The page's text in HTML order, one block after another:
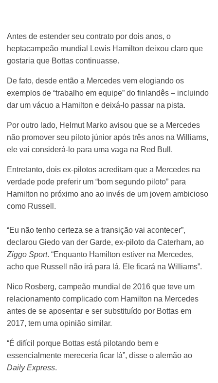
Antes de estender seu contrato por dois anos, o
heptacampeão mundial Lewis Hamilton deixou claro que
gostaria que Bottas continuasse.
De fato, desde então a Mercedes vem elogiando os
exemplos de “trabalho em equipe” do finlandês – incluindo
dar um vácuo a Hamilton e deixá-lo passar na pista.
Por outro lado, Helmut Marko avisou que se a Mercedes
não promover seu piloto júnior após três anos na Williams,
ele vai considerá-lo para uma vaga na Red Bull.
Entretanto, dois ex-pilotos acreditam que a Mercedes na
verdade pode preferir um “bom segundo piloto” para
Hamilton no próximo ano ao invés de um jovem ambicioso
como Russell.
“Eu não tenho certeza se a transição vai acontecer”,
declarou Giedo van der Garde, ex-piloto da Caterham, ao
Ziggo Sport. “Enquanto Hamilton estiver na Mercedes,
acho que Russell não irá para lá. Ele ficará na Williams”.
Nico Rosberg, campeão mundial de 2016 que teve um
relacionamento complicado com Hamilton na Mercedes
antes de se aposentar e ser substituído por Bottas em
2017, tem uma opinião similar.
“É difícil porque Bottas está pilotando bem e
essencialmente mereceria ficar lá”, disse o alemão ao
Daily Express.